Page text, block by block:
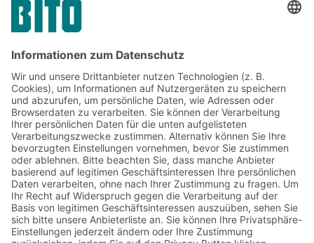
Jetzt beim BITO Newsletter
anmelden:
Lager- & Logistiknews
Exklusive Rabatte
Neuheiten